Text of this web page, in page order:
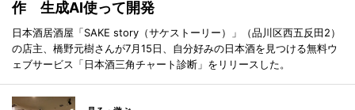
作 生成AI使って開発
日本酒居酒屋「SAKE story（サケストーリー）」（品川区西五反田2）
の店主、橋野元樹さんが7月15日、自分好みの日本酒を見つける無料ウ
ェブサービス「日本酒三角チャート診断」をリリースした。